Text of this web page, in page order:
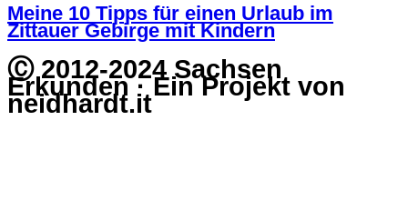
Meine 10 Tipps für einen Urlaub im
Zittauer Gebirge mit Kindern
Ⓒ 2012-2024 Sachsen
Erkunden · Ein Projekt von
neidhardt.it